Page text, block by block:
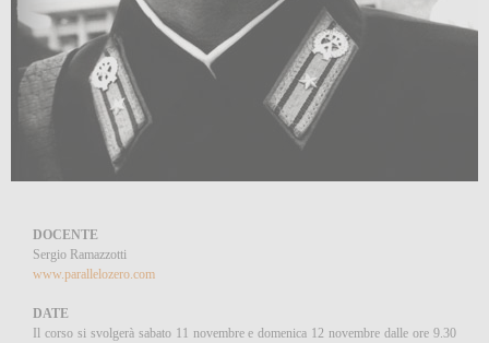
DOCENTE
Sergio Ramazzotti
www.parallelozero.com
DATE
Il corso si svolgerà sabato 11 novembre e domenica 12 novembre dalle ore 9.30